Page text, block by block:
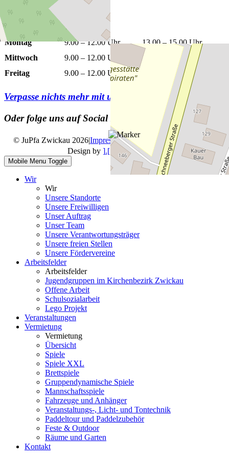
Öffnungszeiten
Montag 9.00 – 12.00 Uhr
13.00 – 15.00 Uhr
Mittwoch
9.00 – 12.00 Uhr
13.00 – 15.00 Uhr
Freitag
9.00 – 12.00 Uhr
Verpasse nichts mehr mit unserem
Newsletter
Oder folge uns auf Social Media
© JuPfa Zwickau 2026|Impressum|Datenschutz|
Design by ].[ mediengestalter
Mobile Menu Toggle
Wir
Wir
Unsere Standorte
Unsere Freiwilligen
Unser Auftrag
Unser Team
Unsere Verantwortungsträger
Unsere freien Stellen
Unsere Fördervereine
Arbeitsfelder
Arbeitsfelder
Jugendgruppen im Kirchenbezirk Zwickau
Offene Arbeit
Schulsozialarbeit
Lego Projekt
Veranstaltungen
Vermietung
Vermietung
Übersicht
Spiele
Spiele XXL
Brettspiele
Gruppendynamische Spiele
Mannschaftsspiele
Fahrzeuge und Anhänger
Veranstaltungs-, Licht- und Tontechnik
Paddeltour und Paddelzubehör
Feste & Outdoor
Räume und Garten
Kontakt